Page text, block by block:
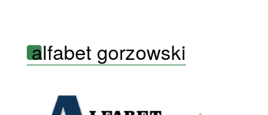
alfabet gorzowski